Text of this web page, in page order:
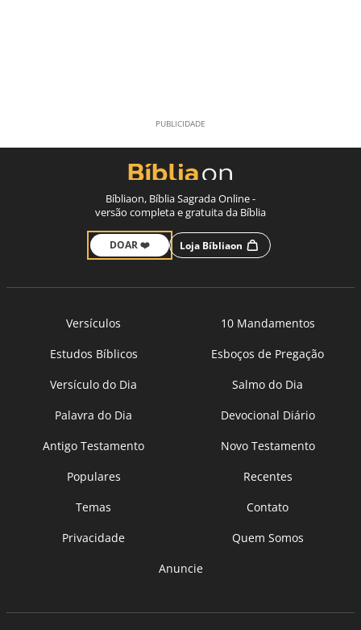
Bíbliaon, Bíblia Sagrada Online -
versão completa e gratuita da Bíblia
DOAR ❤️ Loja Bíbliaon
Versículos
10 Mandamentos
Estudos Bíblicos
Esboços de Pregação
Versículo do Dia
Salmo do Dia
Palavra do Dia
Devocional Diário
Antigo Testamento
Novo Testamento
Populares
Recentes
Temas
Contato
Privacidade
Quem Somos
Anuncie